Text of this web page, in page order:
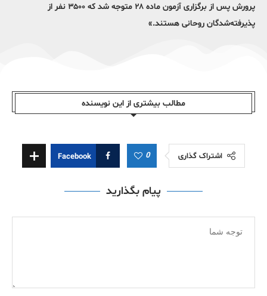
پرورش پس از برگزاری آزمون ماده ۲۸ متوجه شد که ۳۵۰۰ نفر از
پذیرفته‌شدگان روحانی هستند.»
مطالب بیشتری از این نویسندە
اشتراک گذاری 0
Facebook
پیام بگذارید